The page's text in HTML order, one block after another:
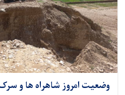
وضعیت امروز شاهراه ها و